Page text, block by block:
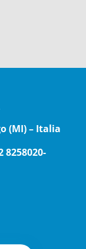
(MI) – Italia
8258020-